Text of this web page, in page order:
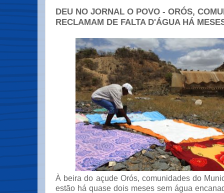
DEU NO JORNAL O POVO - ORÓS,
RECLAMAM DE FALTA D'ÁGUA HÁ
À beira do açude Orós, comunidades do
estão há quase dois meses sem água